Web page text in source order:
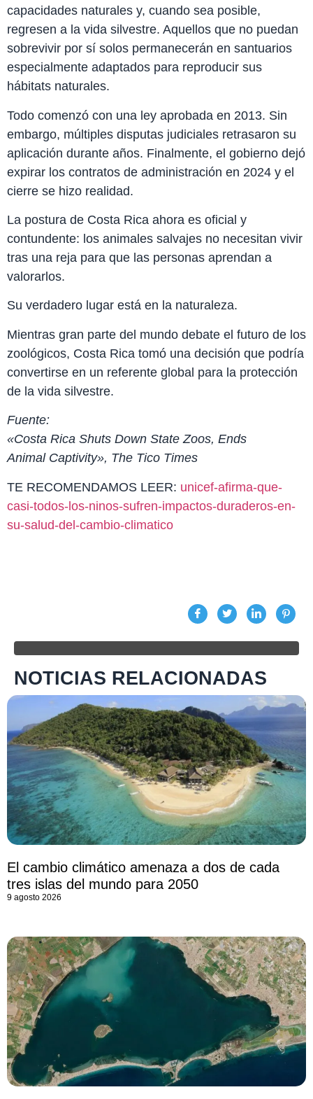
capacidades naturales y, cuando sea posible,
regresen a la vida silvestre. Aquellos que no puedan
sobrevivir por sí solos permanecerán en santuarios
especialmente adaptados para reproducir sus
hábitats naturales.
Todo comenzó con una ley aprobada en 2013. Sin
embargo, múltiples disputas judiciales retrasaron su
aplicación durante años. Finalmente, el gobierno dejó
expirar los contratos de administración en 2024 y el
cierre se hizo realidad.
La postura de Costa Rica ahora es oficial y
contundente: los animales salvajes no necesitan vivir
tras una reja para que las personas aprendan a
valorarlos.
Su verdadero lugar está en la naturaleza.
Mientras gran parte del mundo debate el futuro de los
zoológicos, Costa Rica tomó una decisión que podría
convertirse en un referente global para la protección
de la vida silvestre.
Fuente:
«Costa Rica Shuts Down State Zoos, Ends
Animal Captivity», The Tico Times
TE RECOMENDAMOS LEER: unicef-afirma-que-
casi-todos-los-ninos-sufren-impactos-duraderos-en-
su-salud-del-cambio-climatico
NOTICIAS RELACIONADAS
El cambio climático amenaza a dos de cada
tres islas del mundo para 2050
9 agosto 2026